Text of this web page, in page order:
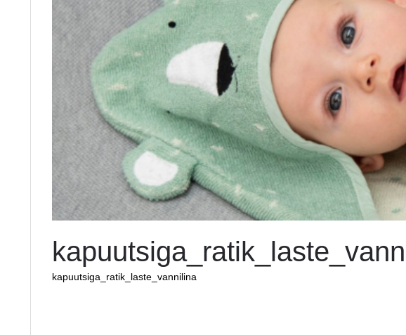
kapuutsiga_ratik_laste_vannilina